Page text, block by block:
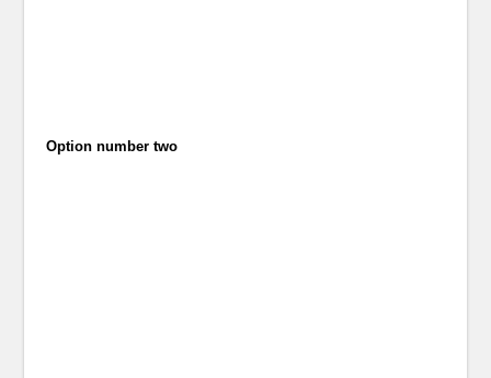
Option number two